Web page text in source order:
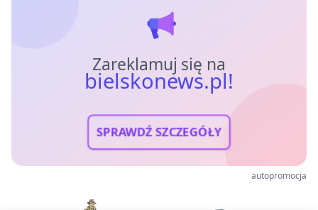
Zareklamuj się na
bielskonews.pl!
SPRAWDŹ SZCZEGÓŁY
autopromocja